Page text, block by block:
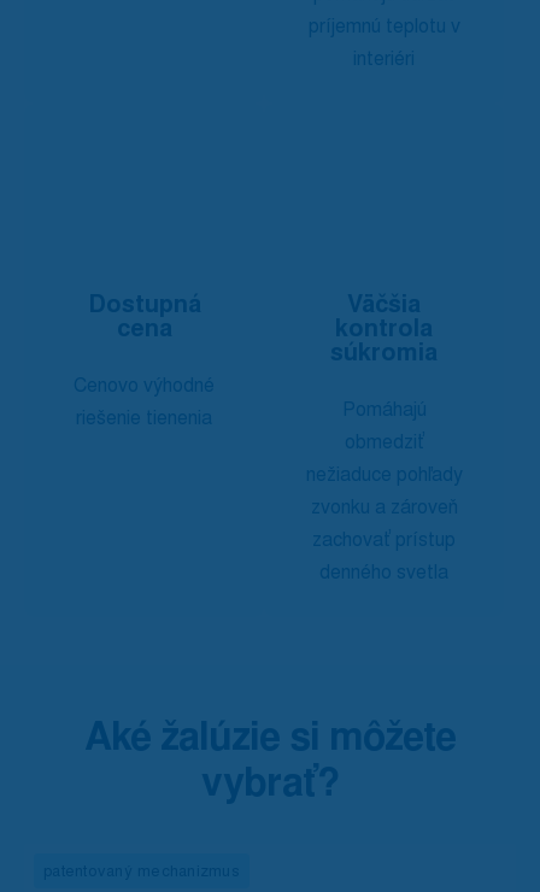
príjemnú teplotu v
interiéri
Dostupná
cena
Cenovo výhodné
riešenie tienenia
Väčšia
kontrola
súkromia
Pomáhajú
obmedziť
nežiaduce pohľady
zvonku a zároveň
zachovať prístup
denného svetla
Aké žalúzie si môžete
vybrať?